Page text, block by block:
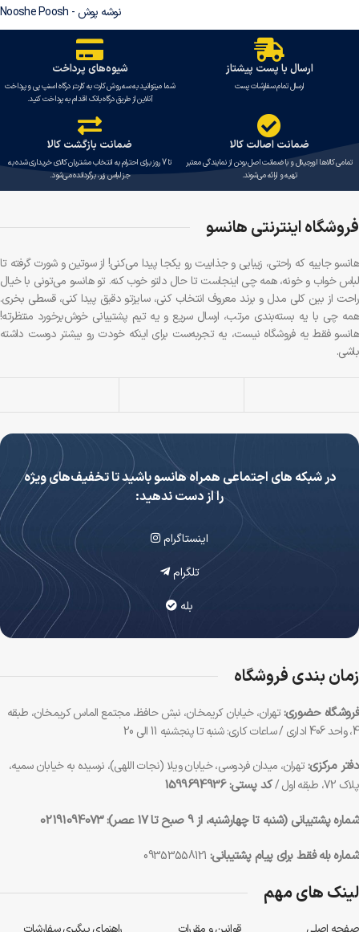
نوشه پوش - Nooshe Poosh
ارسال با پست پیشتاز
ارسال تمام سفارشات پست
شیوه‌های پرداخت
شما میتوانید به سه روش کارت به کارت, درگاه اسنپ پی و پرداخت
آنلاین از طریق درگاه بانک اقدام به پرداخت کنید.
ضمانت اصالت کالا
تمامی کالاها اورجینال و با ضمانت اصل بودن از نمایندگی معتبر
تهیه و ارائه می‌شوند.
ضمانت بازگشت کالا
تا 7 روز برای احترام به انتخاب مشتریان کالای خریداری شده به
جز لباس زیر، برگردانده می‌شود.
فروشگاه اینترنتی هانسو
هانسو جاییه که راحتی، زیبایی و جذابیت رو یکجا پیدا می‌کنی! از سوتین و شورت گرفته تا
لباس خواب و خونه، همه چی اینجاست تا حال دلتو خوب کنه. تو هانسو می‌تونی با خیال
راحت از بین کلی مدل و برند معروف انتخاب کنی، سایزتو دقیق پیدا کنی، قسطی بخری.
همه چی با یه بسته‌بندی مرتب، ارسال سریع و یه تیم پشتیبانی خوش‌برخورد منتظرته!
هانسو فقط یه فروشگاه نیست، یه تجربه‌ست برای اینکه خودت رو بیشتر دوست داشته
باشی.
در شبکه های اجتماعی همراه هانسو باشید تا تخفیف‌های ویژه
را از دست ندهید:
اینستاگرام
تلگرام
بله
لینک های مهم
زمان بندی فروشگاه
فروشگاه حضوری:تهران، خیابان کریمخان، نبش حافظ، مجتمع الماس کریمخان، طبقه
4، واحد 406 اداری / ساعات کاری: شنبه تا پنجشنبه 11 الی 20
دفتر مرکزی:تهران، میدان فردوسی، خیابان ویلا (نجات اللهی)، نرسیده به خیابان سمیه،
پلاک 72، طبقه اول /
کد پستی: 1599694936
شماره پشتیبانی (شنبه تا چهارشنبه، از 9 صبح تا 17 عصر):
02191094073
شماره بله فقط برای پیام پشتیبانی:09353558121